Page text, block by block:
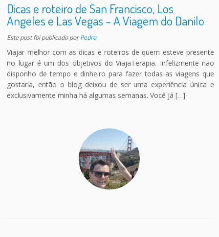
Dicas e roteiro de San Francisco, Los
Angeles e Las Vegas – A Viagem do Danilo
Este post foi publicadoporPedro
Viajar melhor com as dicas e roteiros de quem esteve presente
no lugar é um dos objetivos do ViajaTerapia. Infelizmente não
disponho de tempo e dinheiro para fazer todas as viagens que
gostaria, então o blog deixou de ser uma experiência única e
exclusivamente minha há algumas semanas. Você já […]